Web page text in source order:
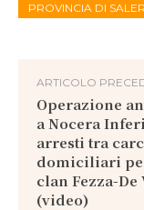
PROVINCIA DI
ARTICOLO
Operazione
a Nocera
arresti tra
domiciliari
clan Fezza-De
(video)